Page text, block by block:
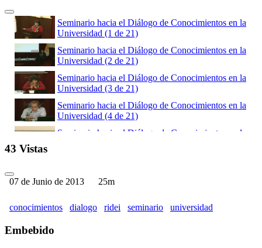
Seminario hacia el Diálogo de Conocimientos en la
Universidad (1 de 21)
Seminario hacia el Diálogo de Conocimientos en la
Universidad (2 de 21)
Seminario hacia el Diálogo de Conocimientos en la
Universidad (3 de 21)
Seminario hacia el Diálogo de Conocimientos en la
Universidad (4 de 21)
Seminario hacia el Diálogo de Conocimientos en la
Seminario hacia el Diálogo de Conocimientos en la
Seminario hacia el Diálogo de Conocimientos en la
43 Vistas
07 de Junio de 2013 25m
conocimientos dialogo ridei seminario universidad
Embebido